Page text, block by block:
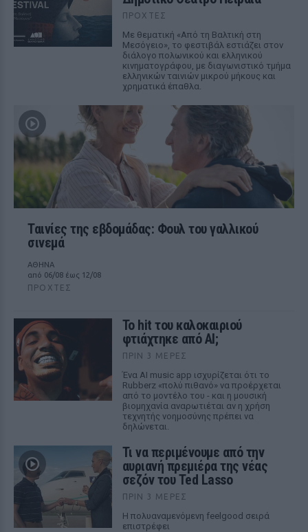
ΠΡΟΧΤΈΣ
Με θεματική «Από τη Βαλτική στη
Μεσόγειο», το φεστιβάλ εστιάζει στον
διάλογο πολωνικού και ελληνικού
κινηματογράφου, με διαγωνιστικό τμήμα
ελληνικών ταινιών μικρού μήκους και
χρηματικά έπαθλα.
Ταινίες της εβδομάδας: Φουλ του γαλλικού
σινεμά
ΑΘΗΝΑ
από 06/08 έως 12/08
ΠΡΟΧΤΈΣ
Το hit του καλοκαιριού
φτιάχτηκε από AI;
ΠΡΙΝ 3 ΜΈΡΕΣ
Ένα AI music app ισχυρίζεται ότι το
Rubberz «πολύ πιθανό» να προέρχεται
από το μοντέλο του - και η μουσική
βιομηχανία αναρωτιέται αν η χρήση
τεχνητής νοημοσύνης πρέπει να
δηλώνεται.
Τι να περιμένουμε από την
αυριανή πρεμιέρα της νέας
σεζόν του Ted Lasso
ΠΡΙΝ 3 ΜΈΡΕΣ
Η πολυαναμενόμενη feelgood σειρά
επιστρέφει